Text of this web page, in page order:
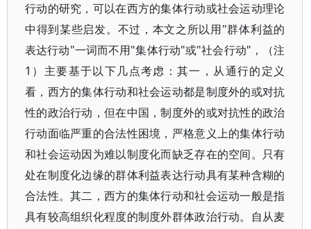
行动的研究，可以在西方的集体行动或社会运动理论
中得到某些启发。不过，本文之所以用"群体利益的
表达行动"一词而不用"集体行动"或"社会行动"，（注
1）主要基于以下几点考虑：其一，从通行的定义
看，西方的集体行动和社会运动都是制度外的或对抗
性的政治行动，但在中国，制度外的或对抗性的政治
行动面临严重的合法性困境，严格意义上的集体行动
和社会运动因为难以制度化而缺乏存在的空间。只有
处在制度化边缘的群体利益表达行动具有某种含糊的
合法性。其二，西方的集体行动和社会运动一般是指
具有较高组织化程度的制度外群体政治行动。自从麦